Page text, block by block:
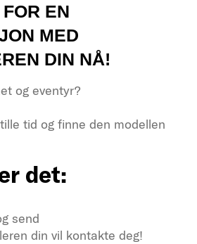
EN
MED
DIN NÅ!
og eventyr?
tid og finne den modellen
det:
send
din vil kontakte deg!